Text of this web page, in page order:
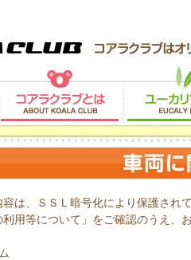
は、ＳＳＬ暗号化により保護されて
利用等について」をご確認のうえ、